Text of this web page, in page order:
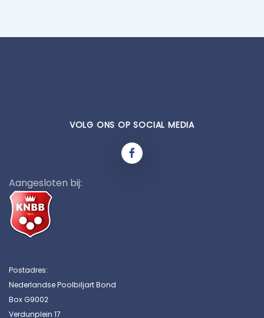
VOLG ONS OP SOCIAL MEDIA
Aangesloten bij:
Postadres:
Nederlandse Poolbiljart Bond
Box G9002
Verdunplein 17